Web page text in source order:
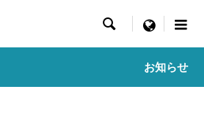
 menu
お知らせ